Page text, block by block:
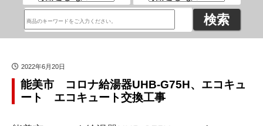
2022年6月20日
能美市 コロナ給湯器UHB-G75H、エコキュ
ート エコキュート交換工事